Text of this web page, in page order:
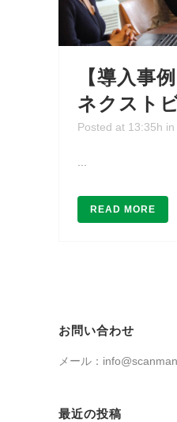
【導入事
ネクスト
Posted at 13:35h in
READ MORE
お問い合わせ
メール：
最近の投稿